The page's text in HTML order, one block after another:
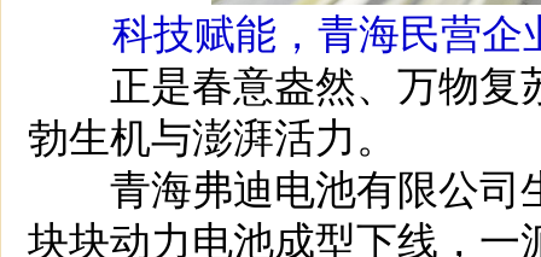
科技赋能，青海民营企
正是春意盎然、万物复
勃生机与澎湃活力。
青海弗迪电池有限公司
块块动力电池成型下线，一